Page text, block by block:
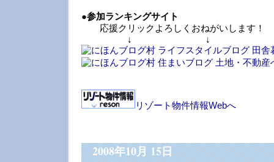
●参加ランキングサイト
応援クリックよろしくおねがいします！
↓ ↓
リゾート物件情報Webへ
2008年10月 15日